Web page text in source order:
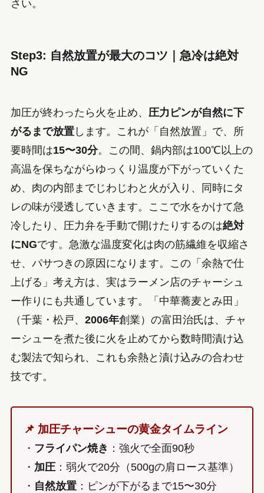
さい。
Step3: 自然放置が最大のコツ｜急冷は絶対
NG
加圧が終わったら火を止め、 圧力ピンが自然に下
がるまで放置します。これが「自然放置」で、所
要時間は15〜30分。この間、鍋内部は100℃以上の
高温を保ちながらゆっくり温度が下がっていくた
め、肉の内部までじわじわと火が入り、同時にタ
レの味が浸透していきます。ここで水をかけて急
冷したり、圧力弁を手動で開けたりするのは絶対
にNGです。急激な温度変化は肉の筋繊維を収縮さ
せ、パサつきの原因になります。この「余熱で仕
上げる」考え方は、実はラーメン店のチャーシュ
ー作りにも共通しています。「中華蕎麦とみ田」
（千葉・松戸、 2006年創業）の富田治氏は、チャ
ーシューを煮た後に火を止めてから数時間漬け込
む製法で知られ、これも余熱と漬け込みの合わせ
技です。
📌 加圧チャーシューの黄金タイムライン
・ フライパン焼き ：強火で全面90秒
・ 加圧：弱火で20分（500gの肩ロース基準）
・ 自然放置：ピンが下がるまで15〜30分